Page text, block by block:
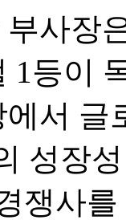
사장
1등이
서
성장
쟁사